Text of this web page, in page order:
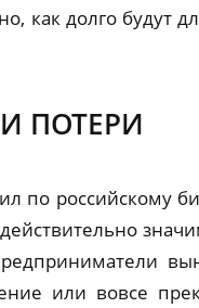
долго будут
ПОТЕРИ
по российскому
или вовсе